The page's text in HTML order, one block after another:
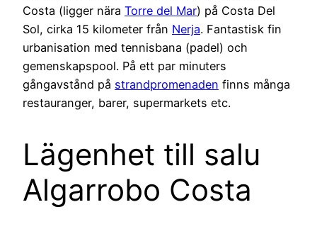
Costa (ligger nära Torre del Mar) på Costa Del
Sol, cirka 15 kilometer från Nerja. Fantastisk fin
urbanisation med tennisbana (padel) och
gemenskapspool. På ett par minuters
gångavstånd på strandpromenaden finns många
restauranger, barer, supermarkets etc.
Lägenhet till salu
Algarrobo Costa